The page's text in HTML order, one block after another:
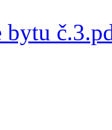
bytu